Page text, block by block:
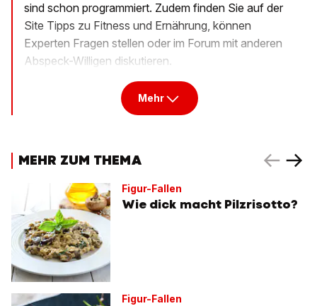
sind schon programmiert. Zudem finden Sie auf der
Site Tipps zu Fitness und Ernährung, können
Experten Fragen stellen oder im Forum mit anderen
Abspeck-Willigen diskutieren.
Mehr
MEHR ZUM THEMA
Figur-Fallen
Wie dick macht Pilzrisotto?
Figur-Fallen